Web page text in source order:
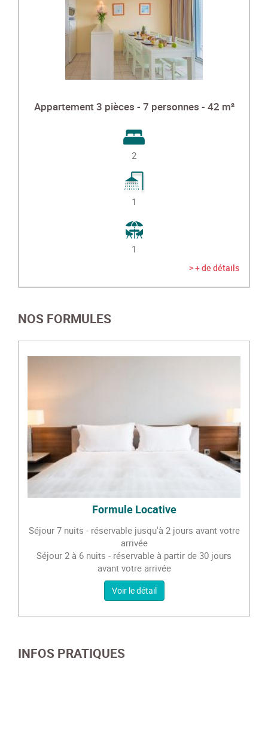
Appartement 3 pièces - 7 personnes - 42 m²
2
1
1
> + de détails
NOS FORMULES
Formule Locative
Séjour 7 nuits - réservable jusqu'à 2 jours avant votre
arrivée
Séjour 2 à 6 nuits - réservable à partir de 30 jours
avant votre arrivée
Voir le détail
INFOS PRATIQUES